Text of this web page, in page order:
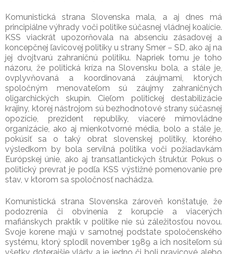
Komunistická strana Slovenska mala, a aj dnes má
principiálne výhrady voči politike súčasnej vládnej koalície.
KSS viackrát upozorňovala na absenciu zásadovej a
koncepčnej ľavicovej politiky u strany Smer – SD, ako aj na
jej dvojtvarú zahraničnú politiku. Napriek tomu je toho
názoru, že politická kríza na Slovensku bola, a stále je,
ovplyvňovaná a koordinovaná záujmami, ktorých
spoločným menovateľom sú záujmy zahraničných
oligarchických skupín. Cieľom politickej destabilizácie
krajiny, ktorej nástrojom sú bezhodnotové strany súčasnej
opozície, prezident republiky, viaceré mimovládne
organizácie, ako aj mienkotvorné média, bolo a stále je,
pokúsiť sa o taký obrat slovenskej politiky, ktorého
výsledkom by bola servilná politika voči požiadavkám
Európskej únie, ako aj transatlantických štruktúr. Pokus o
politický prevrat je podľa KSS výstižné pomenovanie pre
stav, v ktorom sa spoločnosť nachádza.
Komunistická strana Slovenska zároveň konštatuje, že
podozrenia či obvinenia z korupcie a viacerých
mafiánskych praktík v politike nie sú záležitosťou novou.
Svoje korene majú v samotnej podstate spoločenského
systému, ktorý splodil november 1989 a ich nositeľom sú